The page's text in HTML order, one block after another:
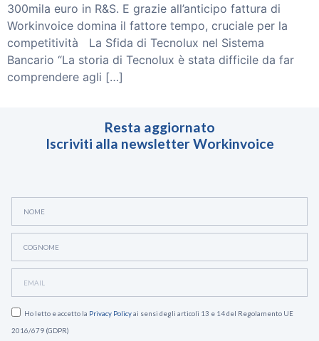
300mila euro in R&S. E grazie all’anticipo fattura di
Workinvoice domina il fattore tempo, cruciale per la
competitività La Sfida di Tecnolux nel Sistema
Bancario “La storia di Tecnolux è stata difficile da far
comprendere agli […]
Resta aggiornato
Iscriviti alla newsletter Workinvoice
Ho letto e accetto la Privacy Policyai sensi degli articoli 13 e 14 del Regolamento UE
2016/679 (GDPR)